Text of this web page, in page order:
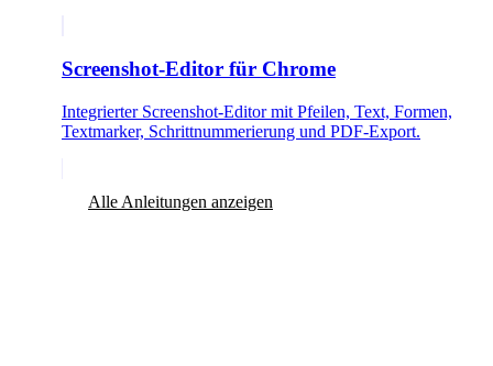
Screenshot-Editor für Chrome
Integrierter Screenshot-Editor mit Pfeilen, Text, Formen,
Textmarker, Schrittnummerierung und PDF-Export.
Alle Anleitungen anzeigen